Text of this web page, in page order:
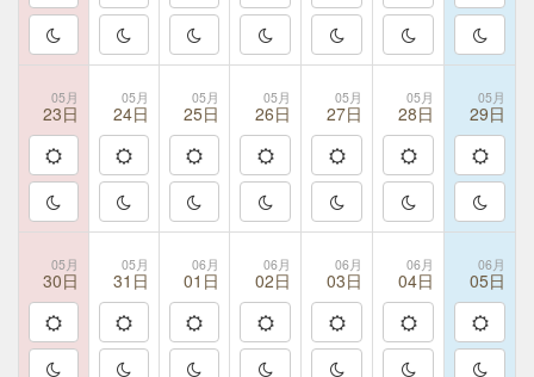
05月
23日
05月
24日
05月
25日
05月
26日
05月
27日
05月
28日
05月
29日
05月
30日
05月
31日
06月
01日
06月
02日
06月
03日
06月
04日
06月
05日